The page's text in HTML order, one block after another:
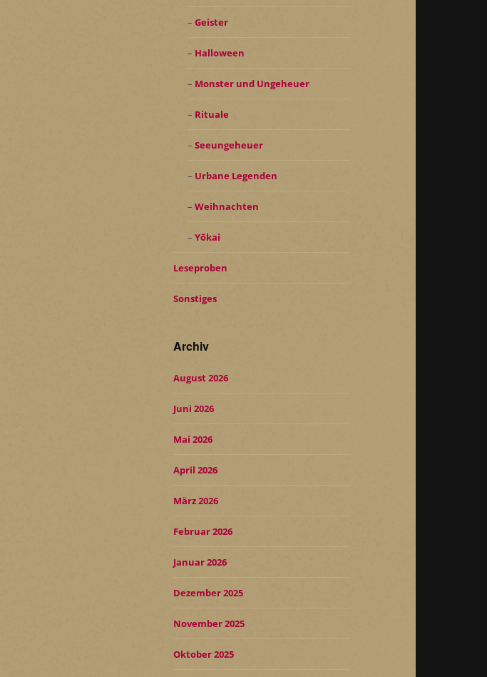
Geister
Halloween
Monster und Ungeheuer
Rituale
Seeungeheuer
Urbane Legenden
Weihnachten
Yōkai
Leseproben
Sonstiges
Archiv
August 2026
Juni 2026
Mai 2026
April 2026
März 2026
Februar 2026
Januar 2026
Dezember 2025
November 2025
Oktober 2025